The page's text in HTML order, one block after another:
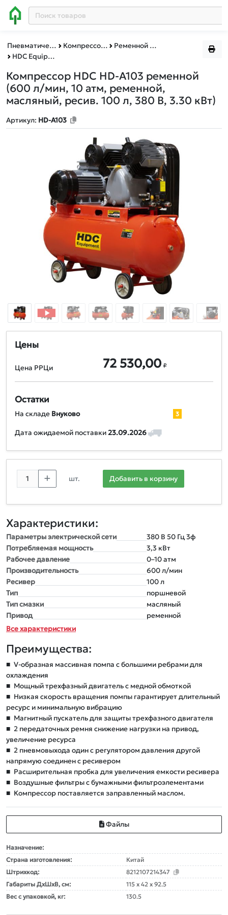
Пневматическое и гидравлическое оборудование Компрессоры
Ременной привод (масляные)
HDC Equipment
Компрессор HDC HD-A103 ременной
(600 л/мин, 10 атм, ременной,
масляный, ресив. 100 л, 380 В, 3.30 кВт)
Артикул: HD-A103
Цены
Цена РРЦи 72 530,00 ₽
Остатки
На складе Внуково 3
Дата ожидаемой поставки23.09.2026
шт. Добавить в корзину
Характеристики:
Параметры электрической сети
380 В 50 Гц 3ф
Потребляемая мощность
3,3 кВт
Рабочее давление
0–10 атм
Производительность
600 л/мин
Ресивер
100 л
Тип
поршневой
Тип смазки
масляный
Привод
ременной
Все характеристики
Преимущества:
■ V-образная массивная помпа с большими ребрами для
охлаждения
■ Мощный трехфазный двигатель с медной обмоткой
■ Низкая скорость вращения помпы гарантирует длительный
ресурс и минимальную вибрацию
■ Магнитный пускатель для защиты трехфазного двигателя
■ 2 передаточных ремня снижение нагрузки на привод,
увеличение ресурса
■ 2 пневмовыхода один с регулятором давления другой
напрямую соединен с ресивером
■ Расширительная пробка для увеличения емкости ресивера
■ Воздушные фильтры с бумажными фильтроэлементами
■ Компрессор поставляется заправленный маслом.
Файлы
Назначение:
Страна изготовления:
Китай
Штрихкод:
8212107214347
Габариты ДxШxВ, см:
115 x 42 x 92.5
Вес с упаковкой, кг:
130.5